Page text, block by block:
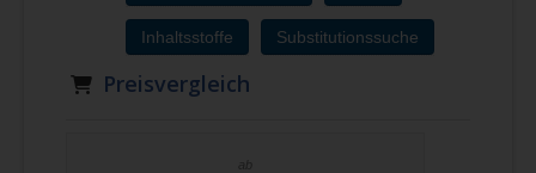
Inhaltsstoffe Substitutionssuche
Preisvergleich
ab